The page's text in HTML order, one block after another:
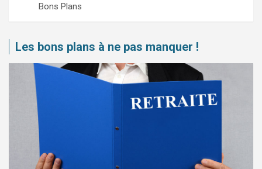
Bons Plans
Les bons plans à ne pas manquer !